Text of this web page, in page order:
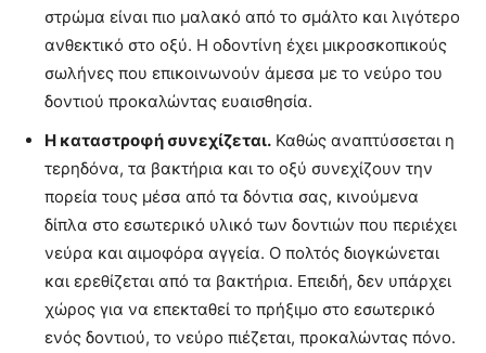
στρώμα είναι πιο μαλακό από το σμάλτο και λιγότερο
ανθεκτικό στο οξύ. Η οδοντίνη έχει μικροσκοπικούς
σωλήνες που επικοινωνούν άμεσα με το νεύρο του
δοντιού προκαλώντας ευαισθησία.
Η καταστροφή συνεχίζεται. Καθώς αναπτύσσεται η
τερηδόνα, τα βακτήρια και το οξύ συνεχίζουν την
πορεία τους μέσα από τα δόντια σας, κινούμενα
δίπλα στο εσωτερικό υλικό των δοντιών που περιέχει
νεύρα και αιμοφόρα αγγεία. Ο πολτός διογκώνεται
και ερεθίζεται από τα βακτήρια. Επειδή, δεν υπάρχει
χώρος για να επεκταθεί το πρήξιμο στο εσωτερικό
ενός δοντιού, το νεύρο πιέζεται, προκαλώντας πόνο.